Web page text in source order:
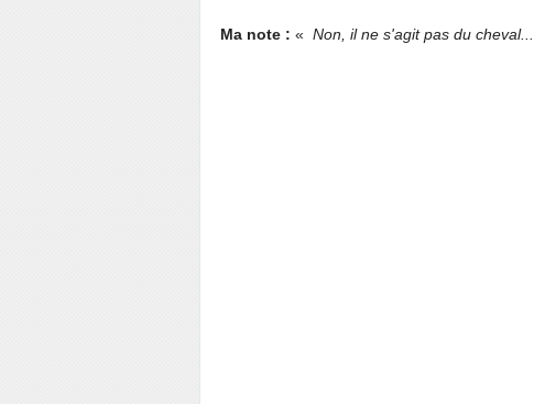
Ma note : « Non, il ne s'agit pas du cheval...